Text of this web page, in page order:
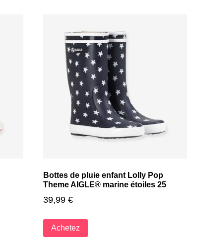
Bottes de pluie enfant Lolly Pop
Theme AIGLE® marine étoiles 25
39,99 €
Achetez